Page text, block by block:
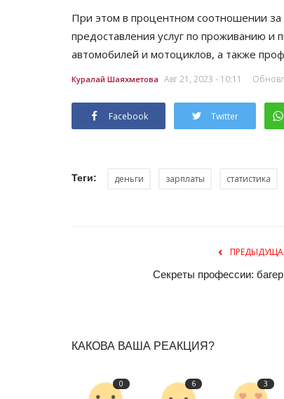
При этом в процентном соотношении
предоставления услуг по проживанию и
автомобилей и мотоциклов, а также
Куралай Шаяхметова Авг 21, 2023 - 10:11
Facebook Twitter
Теги: деньги зарплаты статистика
Секреты профессии:
КАКОВА ВАША РЕАКЦИЯ?
0 6 3
Домбра-оберег на